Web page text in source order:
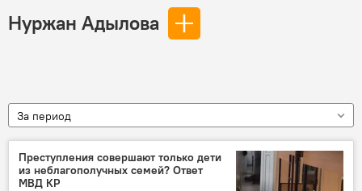
Нуржан Адылова
За период
Преступления совершают только дети
из неблагополучных семей? Ответ
МВД КР